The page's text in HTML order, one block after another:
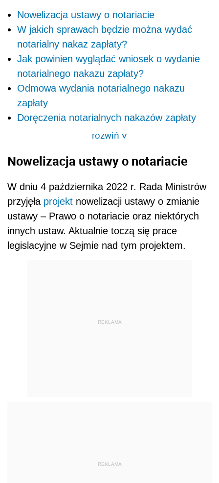
Nowelizacja ustawy o notariacie
W jakich sprawach będzie można wydać
notarialny nakaz zapłaty?
Jak powinien wyglądać wniosek o wydanie
notarialnego nakazu zapłaty?
Odmowa wydania notarialnego nakazu
zapłaty
Doręczenia notarialnych nakazów zapłaty
rozwiń>
Nowelizacja ustawy o notariacie
W dniu 4 października 2022 r. Rada Ministrów
przyjęła projekt nowelizacji ustawy o zmianie
ustawy – Prawo o notariacie oraz niektórych
innych ustaw. Aktualnie toczą się prace
legislacyjne w Sejmie nad tym projektem.
REKLAMA
REKLAMA